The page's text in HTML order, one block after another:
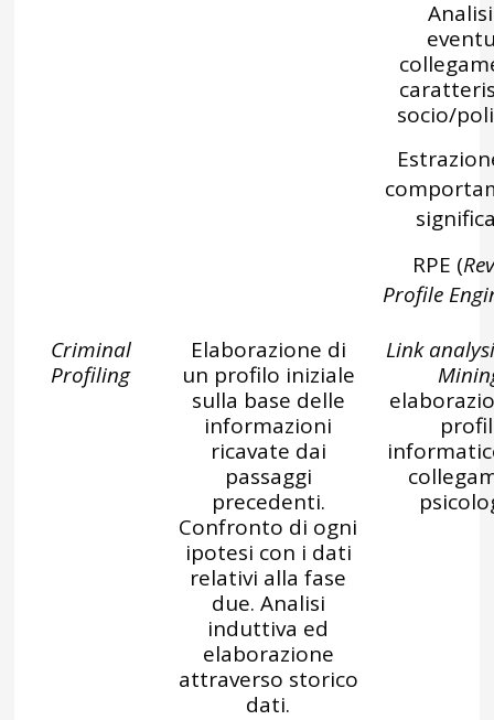
socio/
RPE (
Profile
Criminal
Profiling
Elaborazione di
un profilo iniziale
sulla base delle
informazioni
ricavate dai
passaggi
precedenti.
Confronto di ogni
ipotesi con i dati
relativi alla fase
due. Analisi
induttiva ed
elaborazione
attraverso storico
dati.
Link